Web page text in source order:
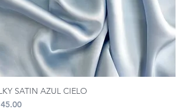
SATIN AZUL CIELO